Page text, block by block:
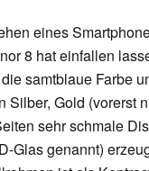
eines
8 hat einfallen
samtblaue Farbe
Silber, Gold (vorerst
sehr schmale
Glas genannt)